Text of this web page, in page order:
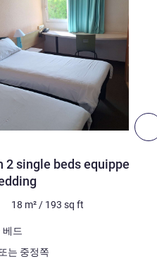
2 single beds equipped with
18 m² / 193 sq ft
베드
도심쪽 또는 중정쪽